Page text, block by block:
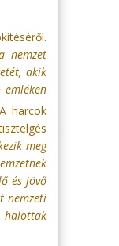
nemzet
akik
emléken
A harcok
meg
és jövő
nemzeti
halottak